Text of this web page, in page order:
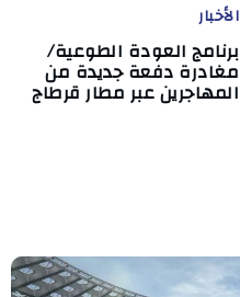
الأخبار
برنامج العودة الطوعية/
مغادرة دفعة جديدة من
المهاجرين عبر مطار قرطاج